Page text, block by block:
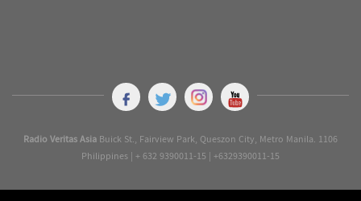
Radio Veritas AsiaBuick St., Fairview Park, Queszon City, Metro Manila. 1106
Philippines | + 632 9390011-15 | +6329390011-15